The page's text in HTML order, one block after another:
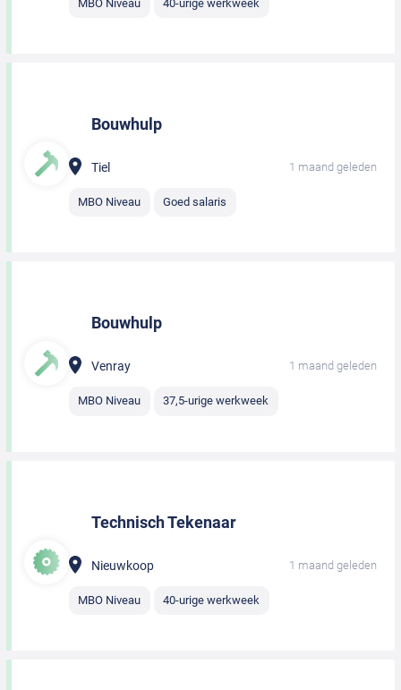
MBO Niveau 40-urige werkweek
Bouwhulp
Tiel 1 maand geleden
MBO Niveau Goed salaris
Bouwhulp
Venray 1 maand geleden
MBO Niveau 37,5-urige werkweek
Technisch Tekenaar
Nieuwkoop 1 maand geleden
MBO Niveau 40-urige werkweek